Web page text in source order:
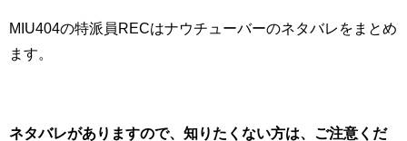
MIU404の特派員RECはナウチューバーのネタバレをまとめ
ます。
ネタバレがありますので、知りたくない方は、ご注意くだ